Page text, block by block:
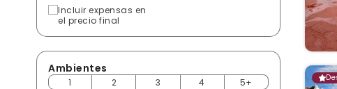
Incluir expensas en
el precio final
Ambientes
1 2 3 4 5+